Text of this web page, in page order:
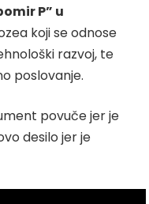
P” u
koji se odnose
razvoj, te
poslovanje.
povuče jer je
desilo jer je